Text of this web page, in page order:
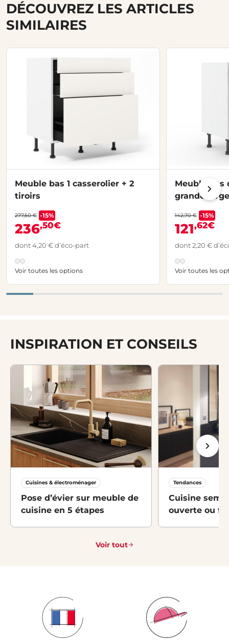
DÉCOUVREZ LES ARTICLES
SIMILAIRES
Meuble bas 1 casserolier + 2
tiroirs
277,50 € -15%
236,50€
dont 4,20 € d’éco-part
Voir toutes les options
Meuble bas
grande
tablette, 1
142,70 € -15%
121,62€
dont 2,20 €
Voir toutes les
INSPIRATION ET CONSEILS
Cuisines & électroménager
Pose d’évier sur meuble de
cuisine en 5 étapes
Tendances
Cuisine
ouverte ou
Voir tout